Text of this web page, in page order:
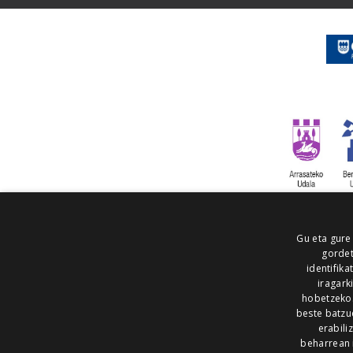
Gu eta
hobetzeko.
beste
beharrean